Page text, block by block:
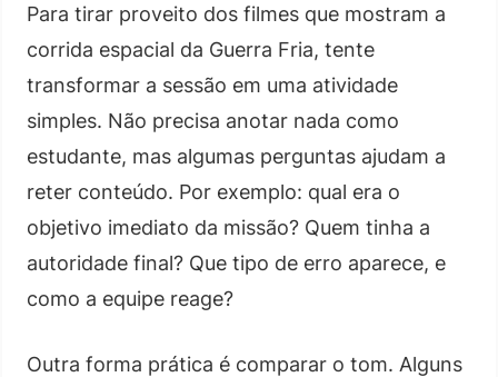
Para tirar proveito dos filmes que mostram a
corrida espacial da Guerra Fria, tente
transformar a sessão em uma atividade
simples. Não precisa anotar nada como
estudante, mas algumas perguntas ajudam a
reter conteúdo. Por exemplo: qual era o
objetivo imediato da missão? Quem tinha a
autoridade final? Que tipo de erro aparece, e
como a equipe reage?
Outra forma prática é comparar o tom. Alguns